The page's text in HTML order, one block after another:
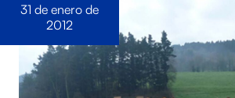
31 de enero de
2012